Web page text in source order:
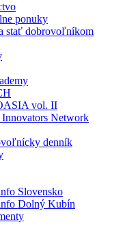
ponuky
stať dobrovoľníkom
vol. II
Innovators Network
denník
Slovensko
Dolný Kubín